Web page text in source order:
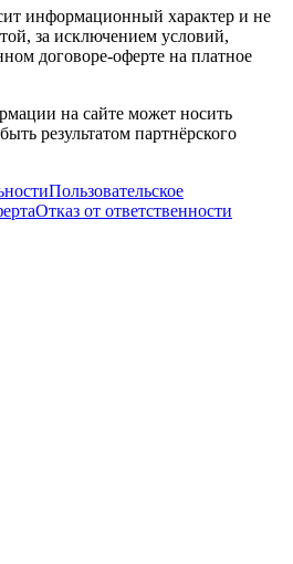
информационный характер и не
за исключением условий,
договоре-оферте на платное
на сайте может носить
результатом партнёрского
Пользовательское
Отказ от ответственности